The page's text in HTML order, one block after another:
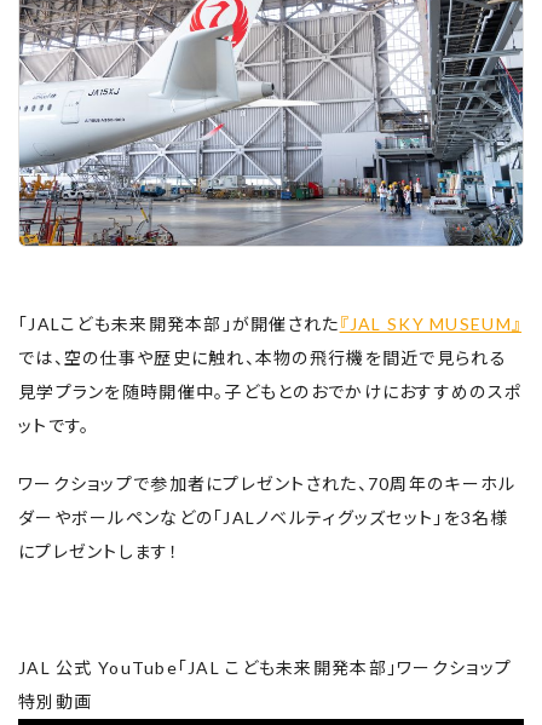
「JALこども未来開発本部」が開催された『JAL SKY MUSEUM』
では、空の仕事や歴史に触れ、本物の飛行機を間近で見られる
見学プランを随時開催中。子どもとのおでかけにおすすめのスポ
ットです。
ワークショップで参加者にプレゼントされた、70周年のキーホル
ダーやボールペンなどの「JALノベルティグッズセット」を3名様
にプレゼントします！
JAL 公式 YouTube「JAL こども未来開発本部」ワークショップ
特別動画